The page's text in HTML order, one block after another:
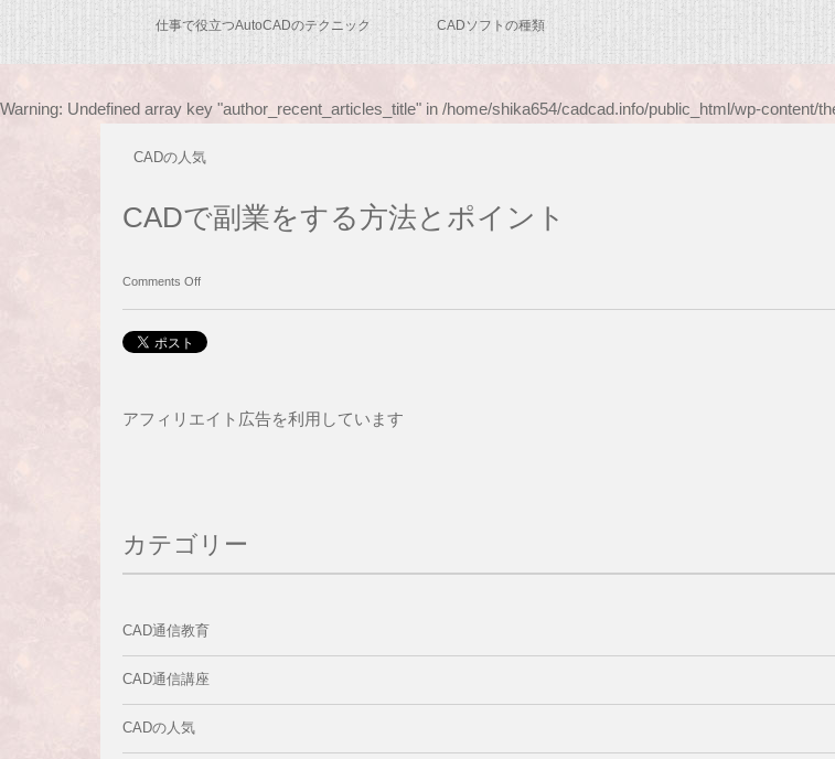
仕事で役立つAutoCADのテクニック CADソフトの種類
Warning: Undefined array key "author_recent_articles_title" in /home/shika654/cadcad.info/public_html/wp-content/
CADの人気
CADで副業をする方法とポイント
Comments Off
アフィリエイト広告を利用しています
カテゴリー
CAD通信教育
CAD通信講座
CADの人気